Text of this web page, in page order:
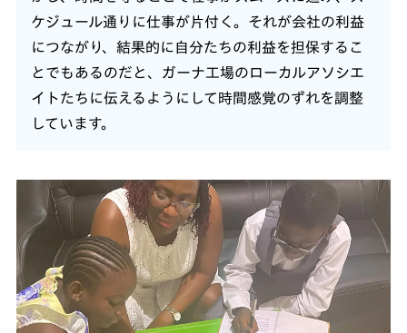
ケジュール通りに仕事が片付く。それが会社の利益
につながり、結果的に自分たちの利益を担保するこ
とでもあるのだと、ガーナ工場のローカルアソシエ
イトたちに伝えるようにして時間感覚のずれを調整
しています。